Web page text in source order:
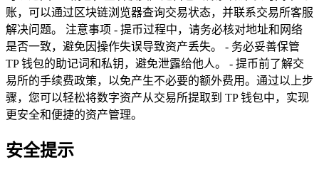
账，可以通过区块链浏览器查询交易状态，并联系交易所客服
解决问题。 注意事项 - 提币过程中，请务必核对地址和网络
是否一致，避免因操作失误导致资产丢失。 - 务必妥善保管
TP 钱包的助记词和私钥，避免泄露给他人。 - 提币前了解交
易所的手续费政策，以免产生不必要的额外费用。通过以上步
骤，您可以轻松将数字资产从交易所提取到 TP 钱包中，实现
更安全和便捷的资产管理。
安全提示